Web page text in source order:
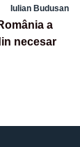
Iulian Budusan
a
necesar